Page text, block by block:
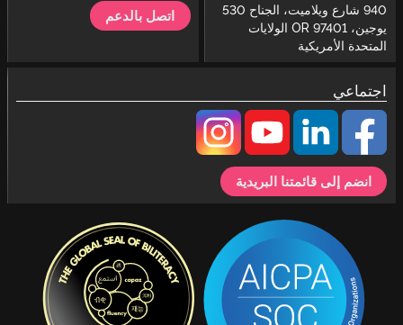
940 شارع ويلاميت، الجناح 530
يوجين، OR 97401 الولايات
المتحدة الأمريكية
اتصل بالدعم
اجتماعي
انضم إلى قائمتنا البريدية